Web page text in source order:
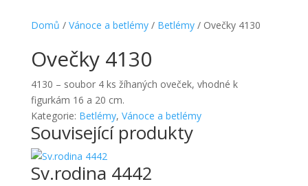
Domů / Vánoce a betlémy/ Betlémy/ Ovečky 4130
Ovečky 4130
4130 – soubor 4 ks žíhaných oveček, vhodné k
figurkám 16 a 20 cm.
Kategorie: Betlémy, Vánoce a betlémy
Související produkty
Sv.rodina 4442